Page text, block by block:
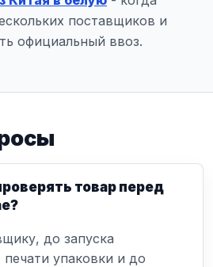
поставщиков и
официальный ввоз.
товар перед
до запуска
упаковки и до